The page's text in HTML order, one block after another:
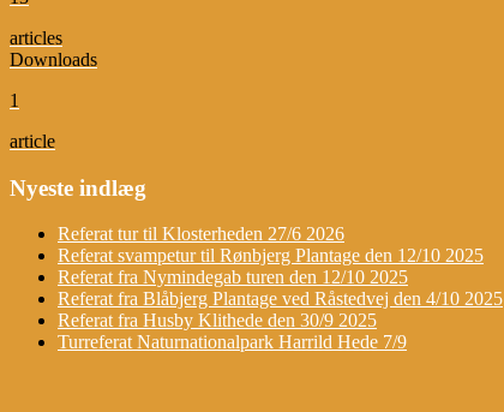
articles
Downloads
1
article
Nyeste indlæg
Referat tur til Klosterheden 27/6 2026
Referat svampetur til Rønbjerg Plantage den 12/10 2025
Referat fra Nymindegab turen den 12/10 2025
Referat fra Blåbjerg Plantage ved Råstedvej den 4/10 2025
Referat fra Husby Klithede den 30/9 2025
Turreferat Naturnationalpark Harrild Hede 7/9